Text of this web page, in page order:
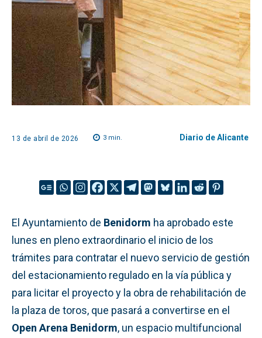
13 de abril de 2026 3min. Diario de Alicante
El Ayuntamiento de Benidorm ha aprobado este
lunes en pleno extraordinario el inicio de los
trámites para contratar el nuevo servicio de gestión
del estacionamiento regulado en la vía pública y
para licitar el proyecto y la obra de rehabilitación de
la plaza de toros, que pasará a convertirse en el
Open Arena Benidorm, un espacio multifuncional